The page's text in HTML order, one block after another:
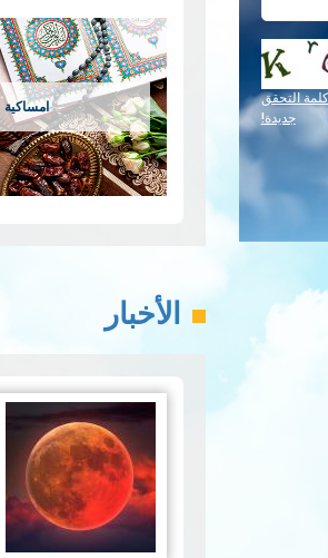
امساكية
الأخبار
التحقق
جديدة!